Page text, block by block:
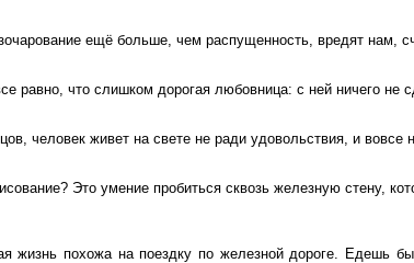
ещё больше, чем распущенность, вредят нам,
равно, что слишком дорогая любовница: с ней ничего не
человек живет на свете не ради удовольствия, и
Это умение пробиться сквозь железную стену,
жизнь похожа на поездку по железной дороге. Едешь